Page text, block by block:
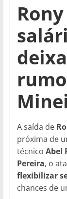
A saída de
próxima de
técnico Abel
Pereira, o
flexibilizar
chances de